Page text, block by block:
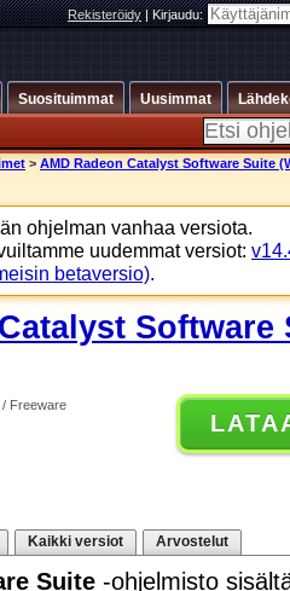
Rekisteröidy|Kirjaudu:
Suosituimmat Uusimmat
> AMD Radeon Catalyst Software Suite
ohjelman vanhaa versiota.
uudemmat versiot:
betaversio).
Software
/ Freeware
Kaikki versiot Arvostelut
Suite -ohjelmisto